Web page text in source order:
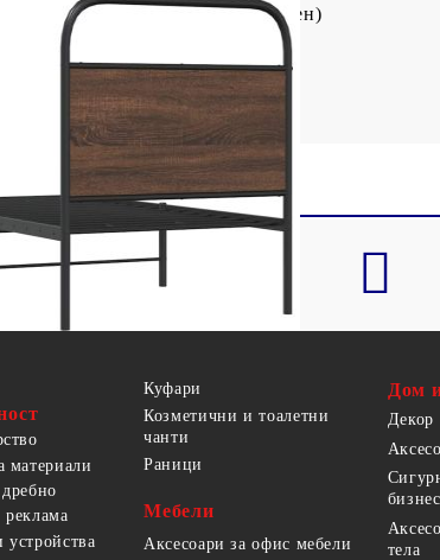
cм (Ш x Д) (матракът не е включен)
материали
Куфари
Козметични и тоалетни
чанти
Раници
Мебели
Аксесоари за офис мебели
Дом
Декор
тела